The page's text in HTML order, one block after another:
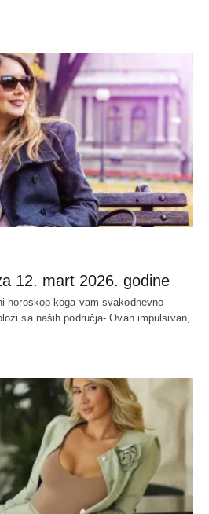
12. mart 2026. godine
horoskop koga vam svakodnevno
sa naših područja- Ovan impulsivan,